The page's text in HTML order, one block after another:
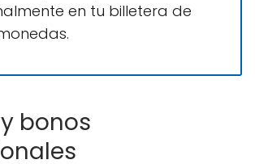
en tu billetera de
bonos